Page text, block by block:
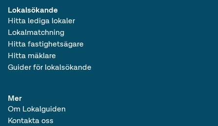
Lokalsökande
Hitta lediga lokaler
Lokalmatchning
Hitta fastighetsägare
Hitta mäklare
Guider för lokalsökande
Mer
Om Lokalguiden
Kontakta oss